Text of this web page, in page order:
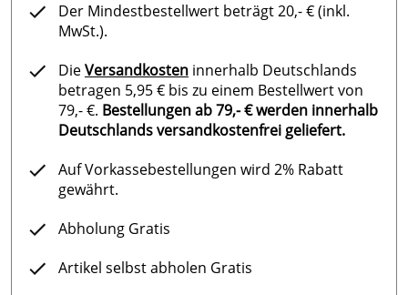
Der Mindestbestellwert beträgt 20,- € (inkl.
MwSt.).
DieVersandkosten innerhalb Deutschlands
betragen 5,95 € bis zu einem Bestellwert von
79,- €. Bestellungen ab 79,- € werden innerhalb
Deutschlands versandkostenfrei geliefert.
Auf Vorkassebestellungen wird 2% Rabatt
gewährt.
Abholung Gratis
Artikel selbst abholen Gratis